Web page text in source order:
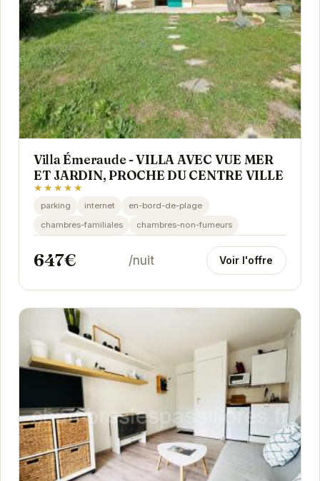
Villa Émeraude - VILLA AVEC VUE MER
ET JARDIN, PROCHE DU CENTRE VILLE
★★★★★
parking internet
en-bord-de-plage
chambres-familiales
chambres-non-fumeurs
647€ /nuit Voir l'offre